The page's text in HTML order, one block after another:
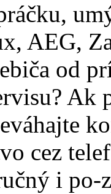
AEG,
od
Ak
cez
i po-